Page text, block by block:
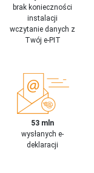
brak konieczności
instalacji
wczytanie danych z
Twój e-PIT
53 mln
wysłanych e-
deklaracji